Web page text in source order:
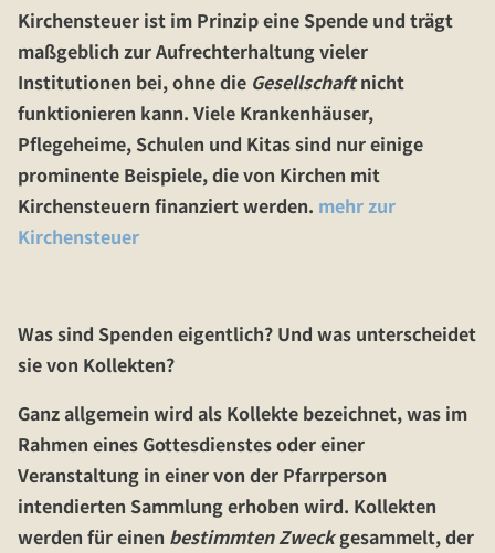
Kirchensteuer ist im Prinzip eine Spende und trägt
maßgeblich zur Aufrechterhaltung vieler
Institutionen bei, ohne die Gesellschaftnicht
funktionieren kann. Viele Krankenhäuser,
Pflegeheime, Schulen und Kitas sind nur einige
prominente Beispiele, die von Kirchen mit
Kirchensteuern finanziert werden. mehr zur
Kirchensteuer
Was sind Spenden eigentlich? Und was unterscheidet
sie von Kollekten?
Ganz allgemein wird als Kollekte bezeichnet, was im
Rahmen eines Gottesdienstes oder einer
Veranstaltung in einer von der Pfarrperson
intendierten Sammlung erhoben wird. Kollekten
werden für einen bestimmten Zweckgesammelt, der